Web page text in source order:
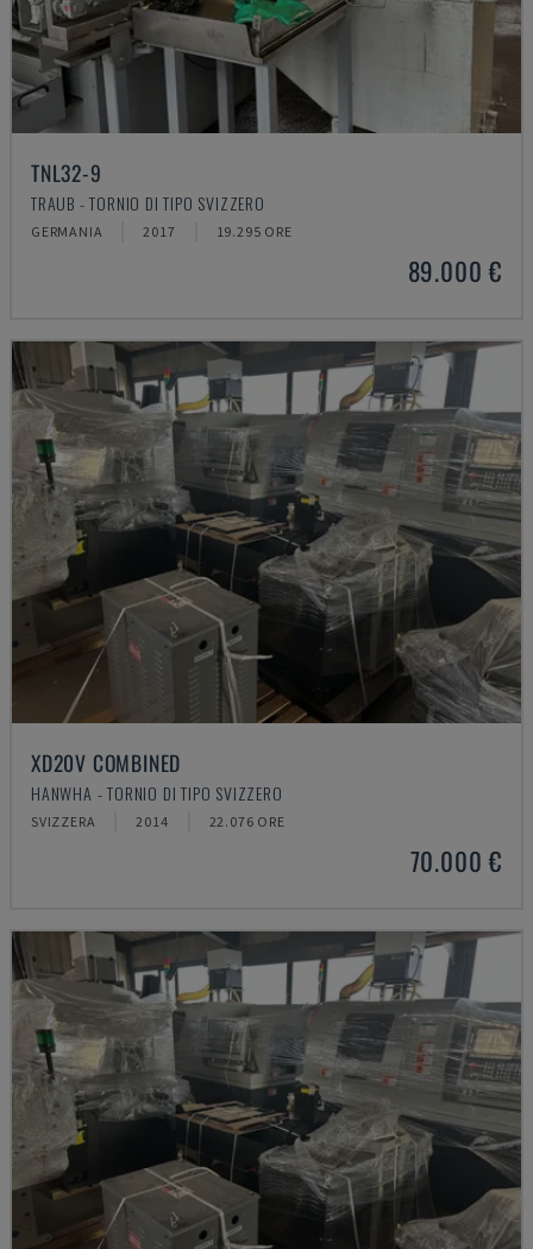
TNL32-9
TRAUB - TORNIO DI TIPO SVIZZERO
GERMANIA 2017 19.295 ORE
89.000 €
XD20V COMBINED
HANWHA - TORNIO DI TIPO SVIZZERO
SVIZZERA 2014 22.076 ORE
70.000 €